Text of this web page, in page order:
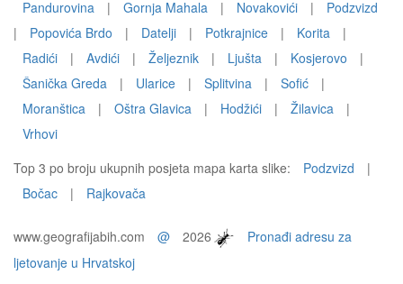
Pandurovina
| Gornja Mahala | Novakovići |
Podzvizd
|
Popovića Brdo | Datelji | Potkrajnice | Korita
|
Radići
| Avdići | Željeznik | Ljušta | Kosjerovo
|
Šanička Greda
| Ularice | Splitvina | Sofić
|
Moranštica
| Oštra Glavica | Hodžići | Žilavica
|
Vrhovi
Top 3 po broju ukupnih posjeta mapa karta slike:
Podzvizd
|
Bočac
| Rajkovača
www.geografijabih.com @ 2026
Pronađi adresu za
ljetovanje u Hrvatskoj